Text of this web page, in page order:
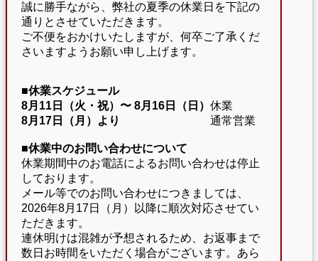
誠に勝手ながら、弊社の夏季の休業日を下記の
通りとさせていただきます。
ご不便をおかけいたしますが、何卒ご了承くだ
さいますようお願い申し上げます。
■休業スケジュール
8月11日（火・祝）〜 8月16日（日） 休業
8月17日（月）より
通常営業
■休業中のお問い合わせについて
休業期間中のお電話によるお問い合わせは停止
しております。
メール等でのお問い合わせにつきましては、
2026年8月17日（月）以降に順次対応させてい
ただきます。
連休明けは混雑が予想されるため、お返事まで
数日お時間をいただく場合がございます。あら